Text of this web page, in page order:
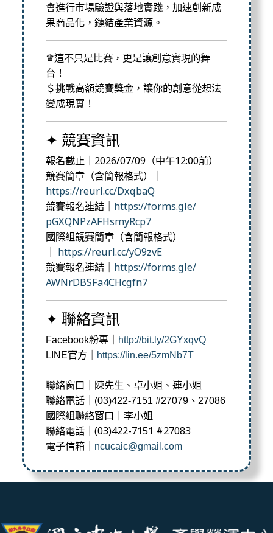
會進行市場驗證與落地實踐，加速創新成
果商品化， 鏈結產業資源。
♛這不只是比賽，更是讓創意實現的舞
台！
＄挑戰高額競賽獎金，讓你的創意從想法
變成現實！
✦ 競賽資訊
報名截止｜2026/07/09（中午12:00前）
競賽簡章（含簡報格式）｜
https://reurl.cc/DxqbaQ
競賽報名連結｜ https://forms.gle/
pGXQNPzAFHsmyRcp7
國際組競賽簡章（含簡報格式）
https://reurl.cc/yO9zvE
競賽報名連結｜ https://forms.gle/
AWNrDBSFa4CHcgfn7
✦ 聯絡資訊
Facebook粉專｜ http://bit.ly/2GYxqvQ
LINE官方｜ https://lin.ee/5zmNb7T
聯絡窗口｜陳先生、卓小姐、連小姐
聯絡電話｜(03)422-7151 #27079、27086
國際組聯絡窗口｜李小姐
聯絡電話｜(03)422-7151 #27083
電子信箱｜ ncucaic@gmail.com